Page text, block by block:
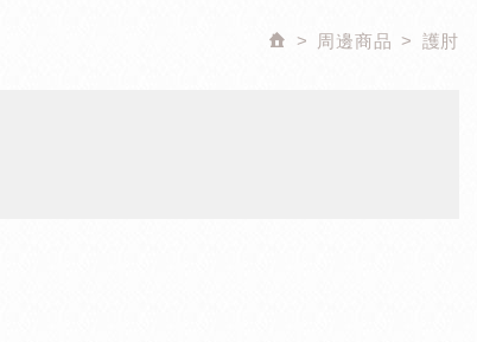
周邊商品 護肘